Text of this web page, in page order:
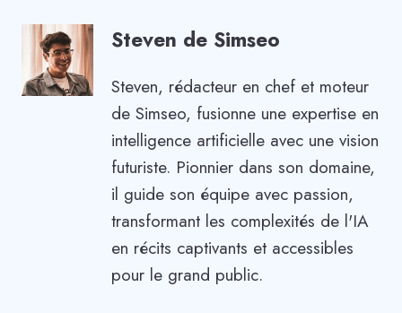
Steven de Simseo
Steven, rédacteur en chef et moteur
de Simseo, fusionne une expertise en
intelligence artificielle avec une vision
futuriste. Pionnier dans son domaine,
il guide son équipe avec passion,
transformant les complexités de l'IA
en récits captivants et accessibles
pour le grand public.